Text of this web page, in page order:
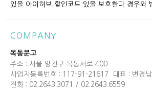
있을 아이허브 할인코드 있을 보호한다 경우와
COMPANY
목동문고
주소 : 서울 양천구 목동서로 400
사업자등록번호 : 117-91-21617
대표 : 변경남
전화 : 02.2643.3071 / 02.2643.6559